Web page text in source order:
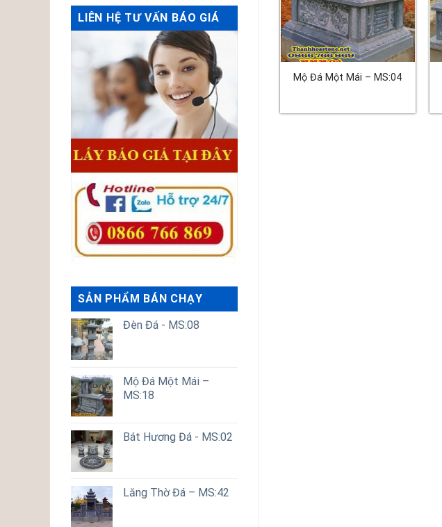
LIÊN HỆ TƯ VẤN BÁO GIÁ
SẢN PHẨM BÁN CHẠY
Đèn Đá - MS:08
Mộ Đá Một Mái –
MS:18
Bát Hương Đá - MS:02
Lăng Thờ Đá – MS:42
Mộ Đá Một Mái – MS:04
Đá Một Mái – MS:11 Mộ Đá Một Mái – MS:05